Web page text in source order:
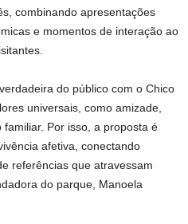
combinando apresentações
e momentos de interação ao
do público com o Chico
universais, como amizade,
Por isso, a proposta é
afetiva, conectando
referências que atravessam
do parque, Manoela